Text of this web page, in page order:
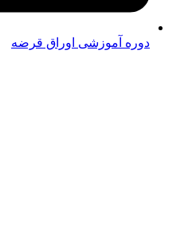
دوره آموزشی اوراق قرضه